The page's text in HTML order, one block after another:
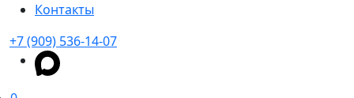
Контакты
+7 (909) 536-14-07